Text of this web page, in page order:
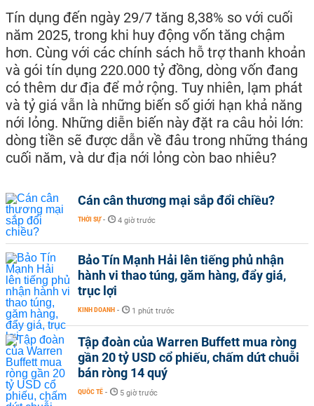
Tín dụng đến ngày 29/7 tăng 8,38% so với cuối
năm 2025, trong khi huy động vốn tăng chậm
hơn. Cùng với các chính sách hỗ trợ thanh khoản
và gói tín dụng 220.000 tỷ đồng, dòng vốn đang
có thêm dư địa để mở rộng. Tuy nhiên, lạm phát
và tỷ giá vẫn là những biến số giới hạn khả năng
nới lỏng. Những diễn biến này đặt ra câu hỏi lớn:
dòng tiền sẽ được dẫn về đâu trong những tháng
cuối năm, và dư địa nới lỏng còn bao nhiêu?
Cán cân thương mại sắp đổi chiều?
THỜI SỰ - 4 giờ trước
Bảo Tín Mạnh Hải lên tiếng phủ nhận
hành vi thao túng, găm hàng, đẩy giá,
trục lợi
KINH DOANH - 1 phút trước
Tập đoàn của Warren Buffett mua ròng
gần 20 tỷ USD cổ phiếu, chấm dứt chuỗi
bán ròng 14 quý
QUỐC TẾ - 5 giờ trước